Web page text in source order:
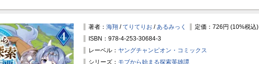
著者： 海翔 /てりてりお /あるみっく
定価：726円 (10%税込)
ISBN：978-4-253-30684-3
レーベル： ヤングチャンピオン・コミックス
シリーズ： モブから始まる探索英雄譚